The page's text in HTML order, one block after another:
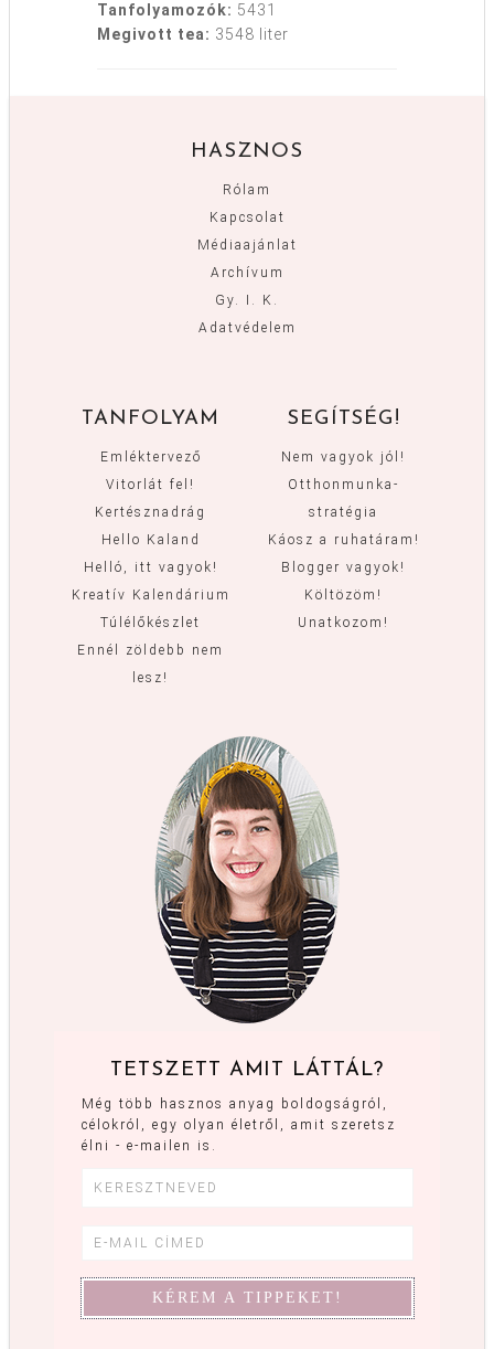
Tanfolyamozók: 5431
Megivott tea: 3548 liter
HASZNOS
Rólam
Kapcsolat
Médiaajánlat
Archívum
Gy. I. K.
Adatvédelem
TANFOLYAM
Emléktervező
Vitorlát fel!
Kertésznadrág
Hello Kaland
Helló, itt vagyok!
Kreatív Kalendárium
Túlélőkészlet
Ennél zöldebb nem
lesz!
SEGÍTSÉG!
Nem vagyok jól!
Otthonmunka-
stratégia
Káosz a ruhatáram!
Blogger vagyok!
Költözöm!
Unatkozom!
TETSZETT AMIT LÁTTÁL?
Még több hasznos anyag boldogságról,
célokról, egy olyan életről, amit szeretsz
élni - e-mailen is.